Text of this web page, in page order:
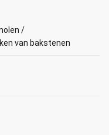
/
van bakstenen